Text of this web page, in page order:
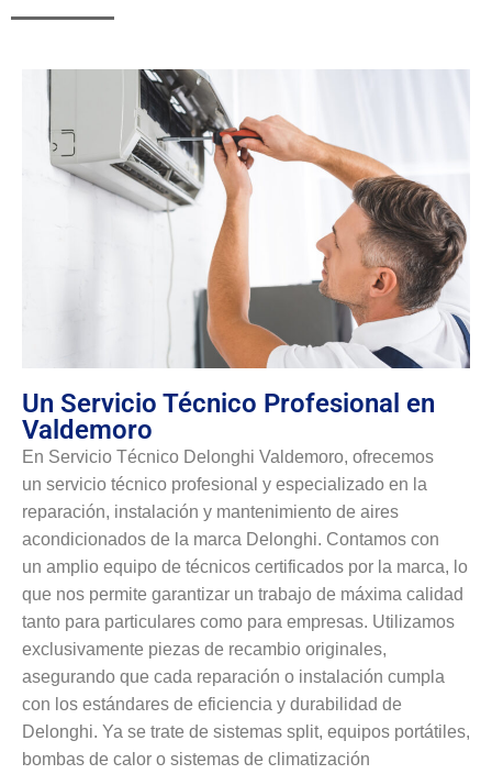
Un Servicio Técnico Profesional en
Valdemoro
En Servicio Técnico Delonghi Valdemoro, ofrecemos
un servicio técnico profesional y especializado en la
reparación, instalación y mantenimiento de aires
acondicionados de la marca Delonghi. Contamos con
un amplio equipo de técnicos certificados por la marca, lo
que nos permite garantizar un trabajo de máxima calidad
tanto para particulares como para empresas. Utilizamos
exclusivamente piezas de recambio originales,
asegurando que cada reparación o instalación cumpla
con los estándares de eficiencia y durabilidad de
Delonghi. Ya se trate de sistemas split, equipos portátiles,
bombas de calor o sistemas de climatización